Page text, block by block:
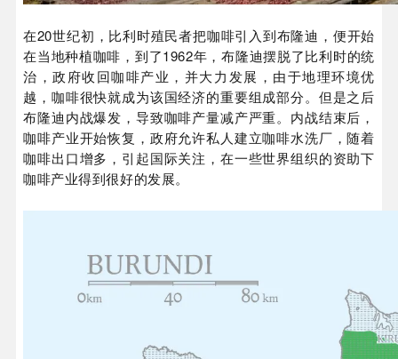
在20世纪初，比利时殖民者把咖啡引入到布隆迪，便开始
在当地种植咖啡，到了1962年，布隆迪摆脱了比利时的统
治，政府收回咖啡产业，并大力发展，由于地理环境优
越，咖啡很快就成为该国经济的重要组成部分。但是之后
布隆迪内战爆发，导致咖啡产量减产严重。内战结束后，
咖啡产业开始恢复，政府允许私人建立咖啡水洗厂，随着
咖啡出口增多，引起国际关注，在一些世界组织的资助下
咖啡产业得到很好的发展。